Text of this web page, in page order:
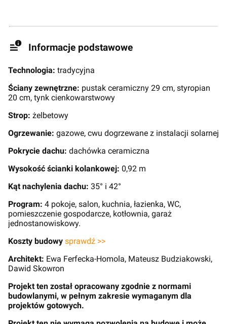
Informacje podstawowe
Technologia: tradycyjna
Ściany zewnętrzne: pustak ceramiczny 29 cm, styropian
20 cm, tynk cienkowarstwowy
Strop: żelbetowy
Ogrzewanie: gazowe, cwu dogrzewane z instalacji solarnej
Pokrycie dachu: dachówka ceramiczna
Wysokość ścianki kolankowej: 0,92 m
Kąt nachylenia dachu: 35° i 42°
Program: 4 pokoje, salon, kuchnia, łazienka, WC,
pomieszczenie gospodarcze, kotłownia, garaż
jednostanowiskowy.
Koszty budowy sprawdź >>
Architekt: Ewa Ferfecka-Homola, Mateusz Budziakowski,
Dawid Skowron
Projekt ten został opracowany zgodnie z normami
budowlanymi, w pełnym zakresie wymaganym dla
projektów gotowych.